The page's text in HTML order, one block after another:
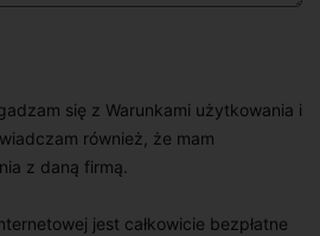
się z Warunkami użytkowania i
również, że mam
z daną firmą.
jest całkowicie bezpłatne